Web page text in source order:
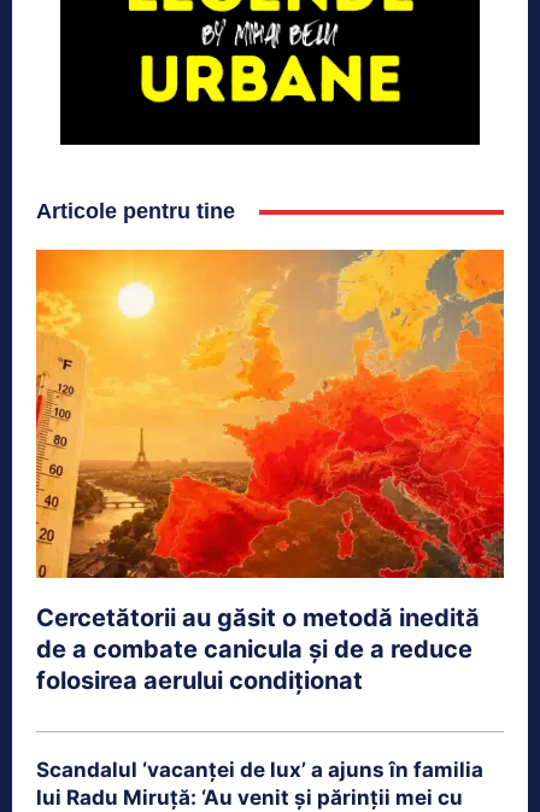
Articole pentru tine
Cercetătorii au găsit o metodă inedită
de a combate canicula și de a reduce
folosirea aerului condiționat
Scandalul ‘vacanței de lux’ a ajuns în familia
lui Radu Miruță: ‘Au venit și părinții mei cu